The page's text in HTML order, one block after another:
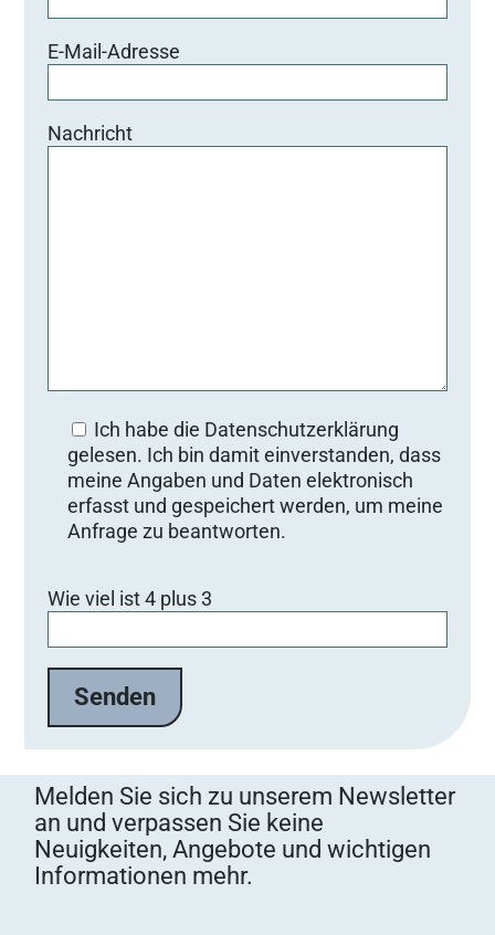
E-Mail-Adresse
Nachricht
Ich habe die Datenschutzerklärung
gelesen. Ich bin damit einverstanden, dass
meine Angaben und Daten elektronisch
erfasst und gespeichert werden, um meine
Anfrage zu beantworten.
i
t
a
s
s
e
d
i
e
Wie viel ist 4 plus 3
Melden Sie sich zu unserem Newsletter
an und verpassen Sie keine
Neuigkeiten, Angebote und wichtigen
Informationen mehr.